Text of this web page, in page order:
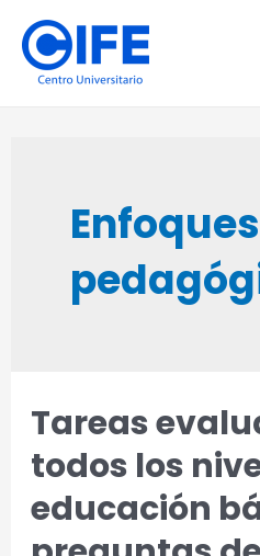
contenido
Enfoques
Tareas
todos los
educación